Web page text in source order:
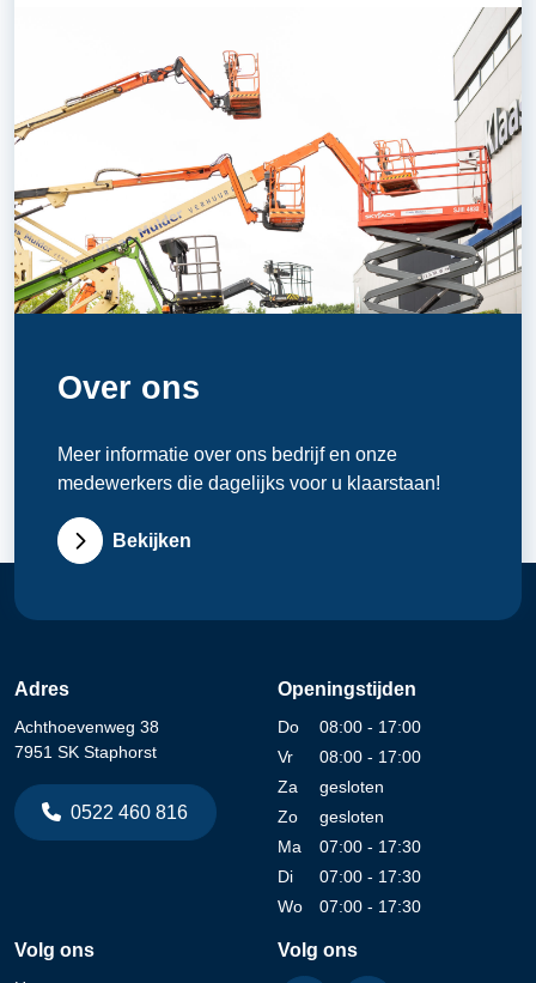
Over ons
Meer informatie over ons bedrijf en onze
medewerkers die dagelijks voor u klaarstaan!
Bekijken
Adres
Achthoevenweg 38
7951 SK Staphorst
0522 460 816
Openingstijden
Do
08:00 - 17:00
Vr
08:00 - 17:00
Za
gesloten
Zo
gesloten
Ma
07:00 - 17:30
Di
07:00 - 17:30
Wo
07:00 - 17:30
Volg ons Volg ons